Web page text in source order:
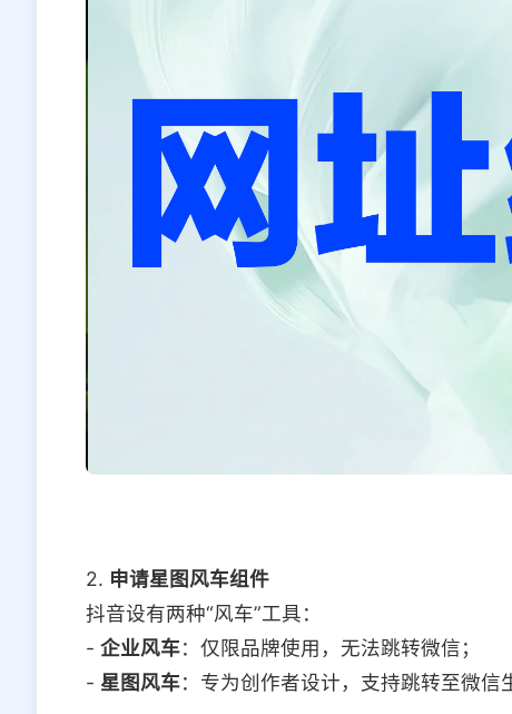
2. 申请星图风车组件
抖音设有两种“风车”工具：
- 企业风车：仅限品牌使用，无法跳转微信；
- 星图风车：专为创作者设计，支持跳转至微信